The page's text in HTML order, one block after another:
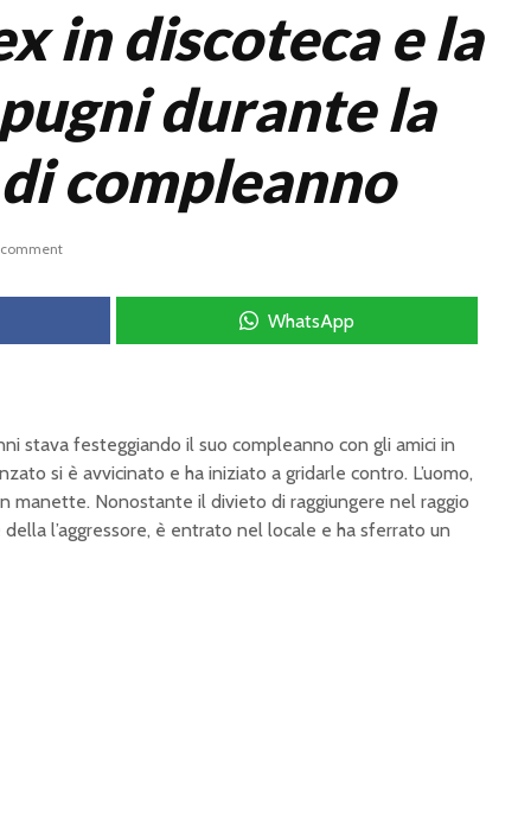
in discoteca e la
durante la
compleanno
WhatsApp
stava festeggiando il suo compleanno con gli amici in
si è avvicinato e ha iniziato a gridarle contro. L’uomo,
manette. Nonostante il divieto di raggiungere nel raggio
l’aggressore, è entrato nel locale e ha sferrato un